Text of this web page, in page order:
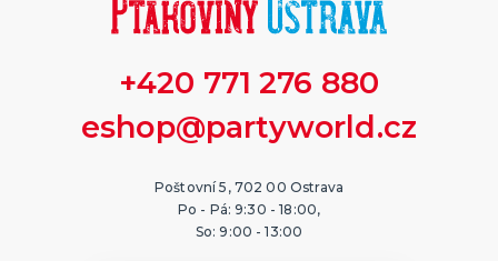
+420 771 276 880
eshop@partyworld.cz
Poštovní 5, 702 00 Ostrava
Po - Pá: 9:30 - 18:00,
So: 9:00 - 13:00